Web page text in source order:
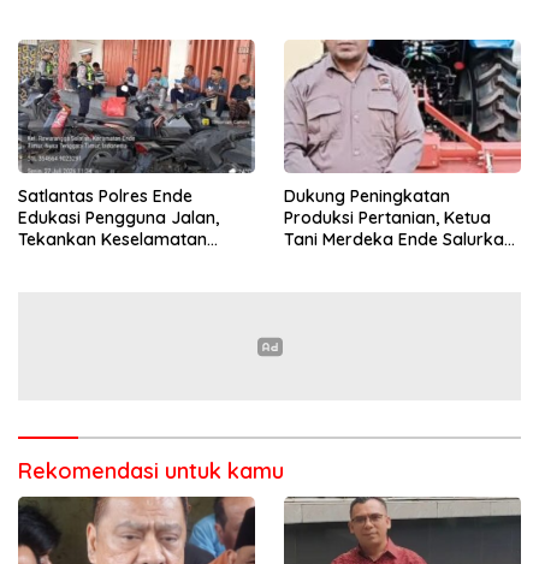
Satlantas Polres Ende
Edukasi Pengguna Jalan,
Tekankan Keselamatan
Dukung Peningkatan
Produksi Pertanian, Ketua
Tani Merdeka Ende Salurkan
Rekomendasi untuk kamu